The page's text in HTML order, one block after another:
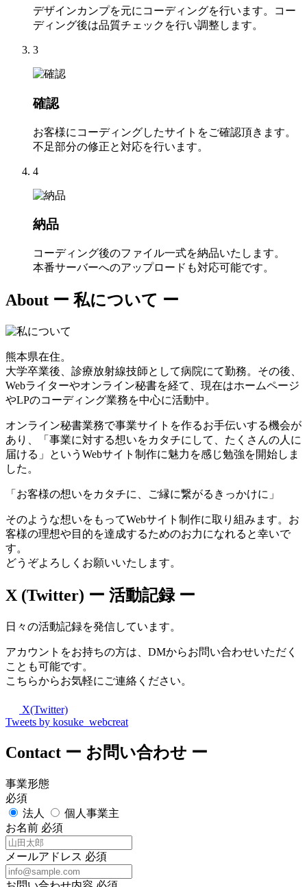
デザインカンプを元にコーディングを行います。コー
ディング後は品質チェックを行い調整します。
3
確認
お客様にコーディングしたサイトをご確認頂きます。
不足部分の修正と対応を行います。
4
納品
コーディング後のファイル一式を納品いたします。
本番サーバーへのアップロードも対応可能です。
About ー 私について ー
熊本県在住。
大学卒業後、診療放射線技師として病院にて勤務。その後、
Webライターやオンライン秘書を経て、現在はホームページ
やLPのコーディング業務を中心に活動中。
オンライン秘書業務で事業サイトを作るお手伝いする機会が
あり、「事業に対する想いをカタチにして、たくさんの人に
届ける」というWebサイト制作に魅力を感じ勉強を開始しま
した。
「お客様の想いをカタチに、ご縁に繋がるきっかけに」
そのような想いをもってWebサイト制作に取り組みます。お
客様の理想や目的を達成するためのお力になれると幸いで
す。
どうぞよろしくお願いいたします。
X (Twitter) ー 活動記録 ー
日々の活動記録を発信しています。
アカウントをお持ちの方は、DMからお問い合わせいただく
ことも可能です。
こちらからお気軽にご連絡ください。
X(Twitter)
Tweets by kosuke_webcreat
Contact ー お問い合わせ ー
事業形態
必須
法人
個人事業主
お名前 必須
メールアドレス 必須